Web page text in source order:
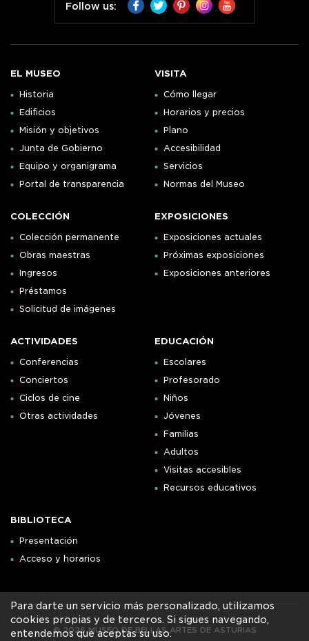
Follow us:
EL MUSEO
Historia
Edificios
Misión y objetivos
Junta de Gobierno
Equipo y organigrama
Portal de transparencia
VISITA
Cómo llegar
Horarios y precios
Plano
Accesibilidad
Servicios
Normas del Museo
COLECCIÓN
Colección permanente
Obras maestras
Ingresos
Préstamos
Solicitud de imágenes
EXPOSICIONES
Exposiciones actuales
Próximas exposiciones
Exposiciones anteriores
ACTIVIDADES
Conferencias
Conciertos
Ciclos de cine
Otras actividades
EDUCACIÓN
Escolares
Profesorado
Niños
Jóvenes
Familias
Adultos
Visitas accesibles
Recursos educativos
BIBLIOTECA
Presentación
Acceso y horarios
© 2026 MUSEO DE BELLAS ARTES DE ASTURIAS
Para darte un servicio más personalizado, utilizamos
cookies propias y de terceros. Si sigues navegando,
entendemos que aceptas su uso.